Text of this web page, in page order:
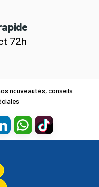
72h
nouveautés, conseils